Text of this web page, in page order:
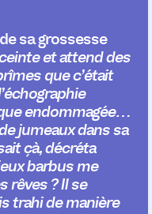
sa grossesse
et attend des
que c’était
endommagée…
jumeaux dans sa
çà, décréta
barbus me
rêves ? Il se
trahi de manière